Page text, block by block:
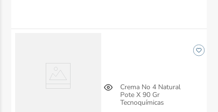
Crema No 4 Natural
Pote X 90 Gr
Tecnoquímicas